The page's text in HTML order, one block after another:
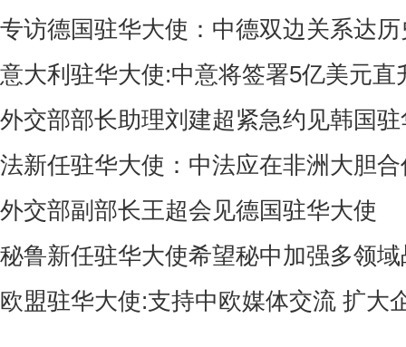
专访德国驻华大使：中德双边关系达
意大利驻华大使:中意将签署5亿美元直
外交部部长助理刘建超紧急约见韩国
法新任驻华大使：中法应在非洲大胆合
外交部副部长王超会见德国驻华大使
秘鲁新任驻华大使希望秘中加强多领
欧盟驻华大使:支持中欧媒体交流 扩大